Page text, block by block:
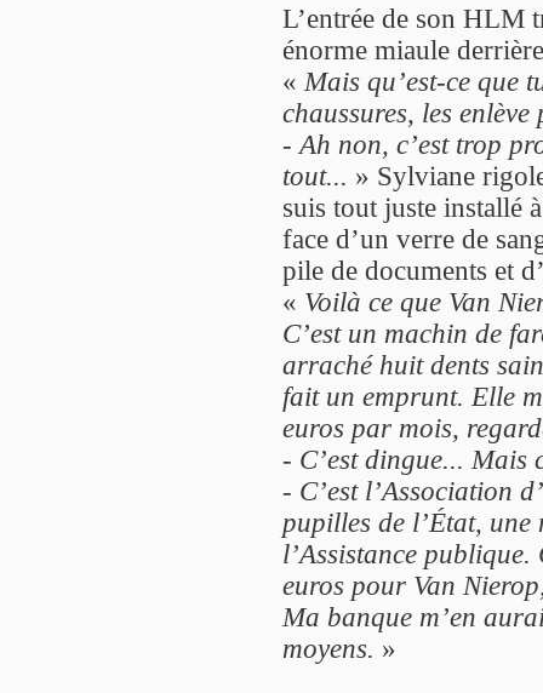
L’entrée de son HLM
énorme miaule
« Mais qu’est-ce que
chaussures, les enlève
- Ah non, c’est trop
tout... » Sylviane
suis tout juste installé
face d’un verre de
pile de documents et
« Voilà ce que Van
C’est un machin de
arraché huit dents
fait un emprunt. Elle
euros par mois,
- C’est dingue... Mais
- C’est l’Association
pupilles de l’État, une
l’Assistance publique.
euros pour Van
Ma banque m’en
moyens. »